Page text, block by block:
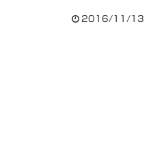
2016/11/13